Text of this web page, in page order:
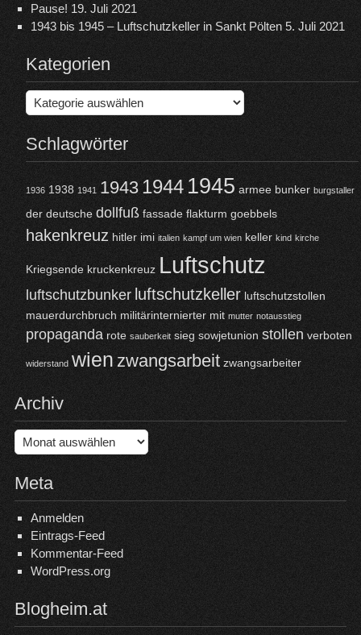
Pause! 19. Juli 2021
1943 bis 1945 – Luftschutzkeller in Sankt Pölten 5. Juli 2021
Kategorien
Kategorien
Schlagwörter
1936 1938 1941 1943 1944 1945 armee bunker burgstaller
der deutsche dollfuß fassade flakturm goebbels
hakenkreuz hitler imi italien kampf um wien keller kind kirche
Kriegsende kruckenkreuz Luftschutz
luftschutzbunker luftschutzkeller luftschutzstollen
mauerdurchbruch militärinternierter mit mutter notausstieg
propaganda rote sauberkeit sieg sowjetunion stollen verboten
widerstand wien zwangsarbeit zwangsarbeiter
Archiv
Archiv
Meta
Anmelden
Eintrags-Feed
Kommentar-Feed
WordPress.org
Blogheim.at